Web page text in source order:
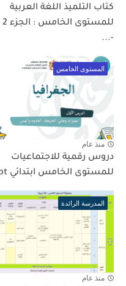
كتاب التلميذ اللغة العربية
للمستوى الخامس : الجزء 2
-...
المستوى الخامس
منذ عام
دروس رقمية للاجتماعيات
للمستوى الخامس ابتدائي ppt
المدرسة الرائدة
منذ عام